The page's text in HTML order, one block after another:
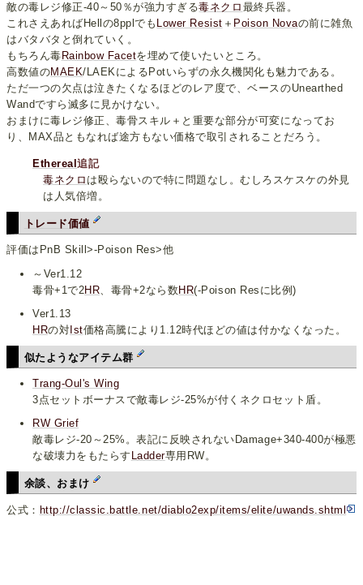
敵の毒レジ修正-40～50％が強力すぎる毒ネクロ 最終兵器。
これさえあればHellの8pplでも Lower Resist ＋ Poison Novaの前に雑魚
はバタバタと倒れていく。
もちろん毒 Rainbow Facetを埋めて使いたいところ。
高数値のMAEK/LAEKによるPotいらずの永久機関化も魅力である。
ただ一つの欠点は泣きたくなるほどのレア度で、ベースのUnearthed
Wandですら滅多に見かけない。
おまけに毒レジ修正、毒骨スキル＋と重要な部分が可変になってお
り、MAX品ともなれば途方もない価格で取引されることだろう。
Ethereal追記
毒ネクロ は殴らないので特に問題なし。むしろスケスケの外見
は人気倍増。
トレード価値
評価はPnB Skill>-Poison Res>他
～Ver1.12
毒骨+1で2HR 、毒骨+2なら数HR(-Poison Resに比例)
Ver1.13
HRの対Ist価格高騰により1.12時代ほどの値は付かなくなった。
似たようなアイテム群
Trang-Oul's Wing
3点セットボーナスで敵毒レジ-25%が付くネクロセット盾。
RW Grief
敵毒レジ-20～25%。表記に反映されないDamage+340-400が極悪
な破壊力をもたらす Ladder専用RW。
余談、おまけ
公式： http://classic.battle.net/diablo2exp/items/elite/uwands.shtml